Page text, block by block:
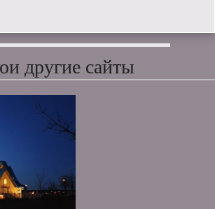
другие сайты